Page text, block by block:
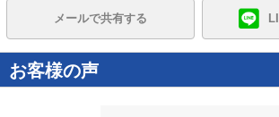
メールで共有する
お客様の声